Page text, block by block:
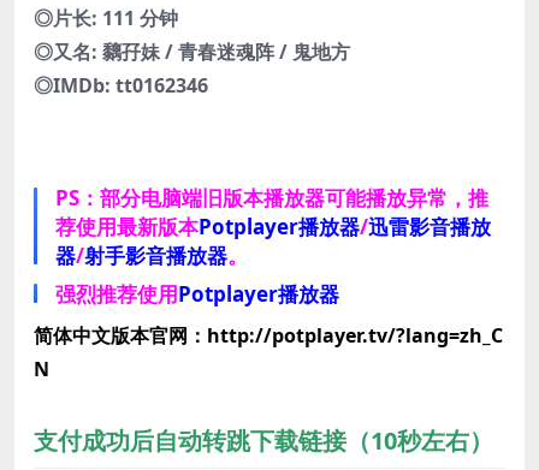
◎片长: 111 分钟
◎又名: 黐孖妹 / 青春迷魂阵 / 鬼地方
◎IMDb: tt0162346
PS：部分电脑端旧版本播放器可能播放异常，推
荐使用最新版本Potplayer播放器/迅雷影音播放
器/射手影音播放器。
强烈推荐使用Potplayer播放器
简体中文版本官网：http://potplayer.tv/?lang=zh_C
N
支付成功后自动转跳下载链接（10秒左右）